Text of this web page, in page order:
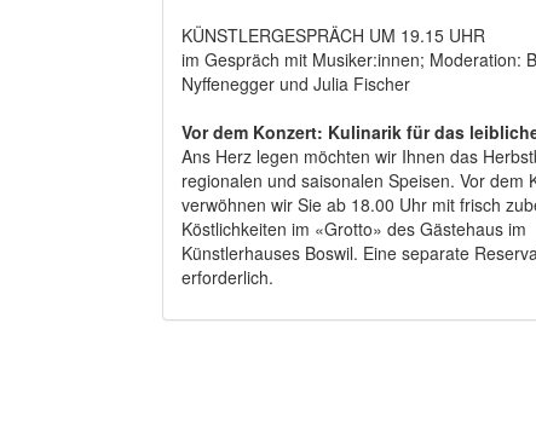
KÜNSTLERGESPRÄCH UM 19.15 UHR
im Gespräch mit Musiker:innen; Moderation:
Nyffenegger und Julia Fischer
Vor dem Konzert: Kulinarik für das
Ans Herz legen möchten wir Ihnen das
regionalen und saisonalen Speisen. Vor dem
verwöhnen wir Sie ab 18.00 Uhr mit frisch
Köstlichkeiten im «Grotto» des Gästehaus im
Künstlerhauses Boswil. Eine separate
erforderlich.